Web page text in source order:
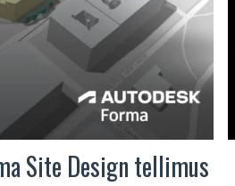
Site Design tellimus